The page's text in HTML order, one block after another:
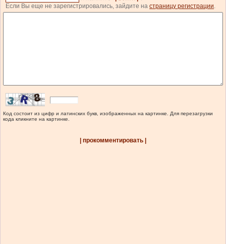
Если Вы еще не зарегистрировались, зайдите на страницу регистрации.
Код состоит из цифр и латинских букв, изображенных на картинке. Для перезагрузки
кода кликните на картинке.
| прокомментировать |